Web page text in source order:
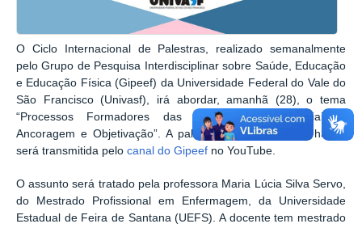
O Ciclo Internacional de Palestras, realizado semanalmente
pelo Grupo de Pesquisa Interdisciplinar sobre Saúde, Educação
e Educação Física (Gipeef) da Universidade Federal do Vale do
São Francisco (Univasf), irá abordar, amanhã (28), o tema
“Processos Formadores das Representações Sociais -
Ancoragem e Objetivação”. A palestra terá início às 17h30 e
será transmitida pelo canal do Gipeef no YouTube.
O assunto será tratado pela professora Maria Lúcia Silva Servo,
do Mestrado Profissional em Enfermagem, da Universidade
Estadual de Feira de Santana (UEFS). A docente tem mestrado